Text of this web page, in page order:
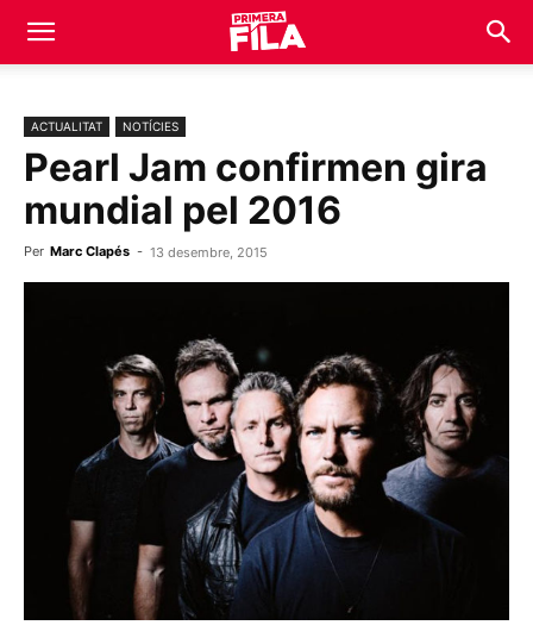
ACTUALITAT NOTÍCIES
Pearl Jam confirmen gira
mundial pel 2016
Per Marc Clapés - 13 desembre, 2015